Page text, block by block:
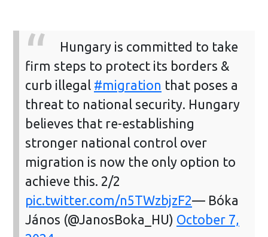
Hungary is committed to take
firm steps to protect its borders &
curb illegal #migration that poses a
threat to national security. Hungary
believes that re-establishing
stronger national control over
migration is now the only option to
achieve this. 2/2
pic.twitter.com/n5TWzbjzF2— Bóka
János (@JanosBoka_HU) October 7,